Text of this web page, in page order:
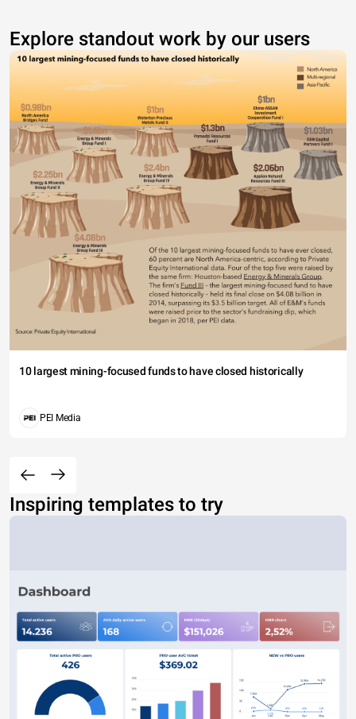
Explore standout work by our users
10 largest mining-focused funds to have closed historically
PEI Media
Inspiring templates to try